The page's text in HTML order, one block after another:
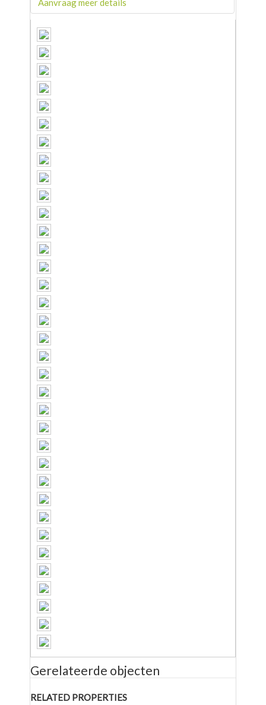
Aanvraag meer details
Gerelateerde objecten
RELATED PROPERTIES